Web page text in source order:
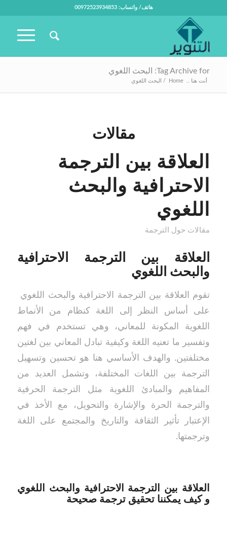
هاتف/ واتساب: 00972523934853
Tag Archive for: البحث اللغوي
أنت هنا .. Home
/ البحث اللغوي
مقالات
العلاقة بين الترجمة
الاحترافية والبحث
اللغوي
مقالات حول الترجمة
العلاقة بين الترجمة الاحترافية
والبحث اللغوي
تقوم العلاقة بين الترجمة الاحترافية والبحث اللغوي
على أساس النظر إلى اللغة كنظام من الأنماط
اللغوية المكونة للمعاني، وهي تستخدم في فهم
وتفسير ما تعنيه اللغة وكيفية تبادل المعاني بين لغتين
مختلفتين. والهدف الأساسي هنا هو تحسين وتسهيل
الترجمة بين اللغات المختلفة، وتشمل العديد من
المفاهيم والمبادئ اللغوية مثل الترجمة الحرفية
والترجمة الحرة والإشارة والتحويل، مع الأخذ في
الإعتبار تأثير الثقافة والتاريخ والمجتمع على اللغة
وترجمتها.
العلاقة بين الترجمة الاحترافية والبحث اللغوي
و كيف يمكننا تحقيق ترجمة صحيحة